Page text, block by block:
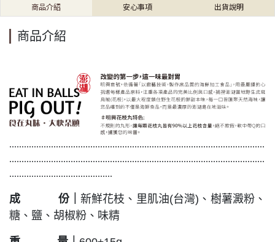
商品介紹 安心事項 出貨說明
商品介紹
........................................................................................................
........................................................................................................
..........................................
成 份｜ 新鮮花枝、里肌油(台灣)、樹薯澱粉、
糖、鹽、胡椒粉、味精